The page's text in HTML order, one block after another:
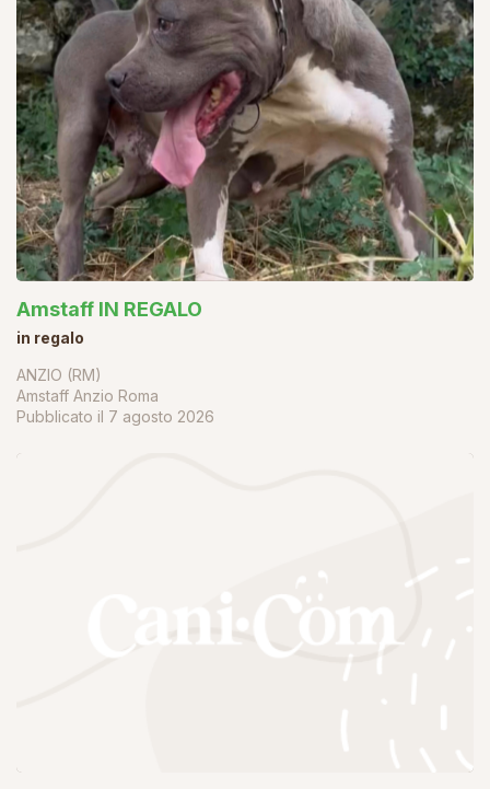
Amstaff IN REGALO
in regalo
ANZIO (RM)
Amstaff Anzio Roma
Pubblicato il 7 agosto 2026